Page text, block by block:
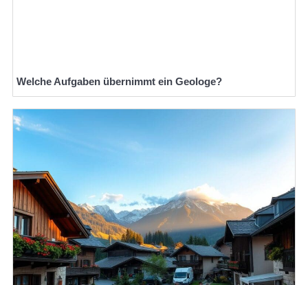
Welche Aufgaben übernimmt ein Geologe?